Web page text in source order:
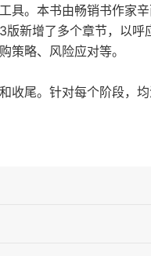
。本书由畅销书作家辛
新增了多个章节，以呼
策略、风险应对等。
收尾。针对每个阶段，